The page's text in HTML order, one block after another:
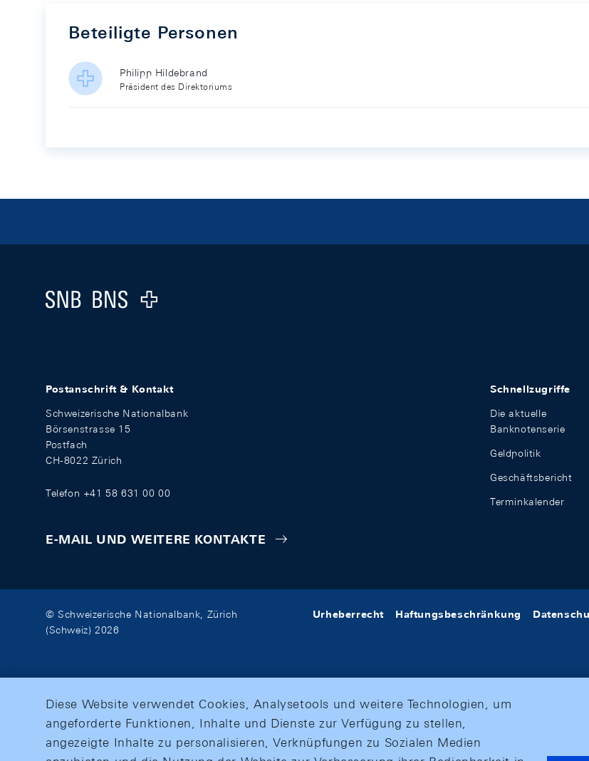
Beteiligte Personen
Philipp Hildebrand
Präsident des Direktoriums
Logo
Postanschrift & Kontakt
Schweizerische Nationalbank
Börsenstrasse 15
Postfach
CH-8022 Zürich
Telefon +41 58 631 00 00
E-MAIL UND WEITERE KONTAKTE
Schnellzugriffe
Die aktuelle
Banknotenserie
Geldpolitik
Geschäftsbericht
Terminkalender
© Schweizerische Nationalbank, Zürich
(Schweiz) 2026
Urheberrecht Haftungsbeschränkung
Diese Website verwendet Cookies, Analysetools und weitere Technologien, um
angeforderte Funktionen, Inhalte und Dienste zur Verfügung zu stellen,
angezeigte Inhalte zu personalisieren, Verknüpfungen zu Sozialen Medien